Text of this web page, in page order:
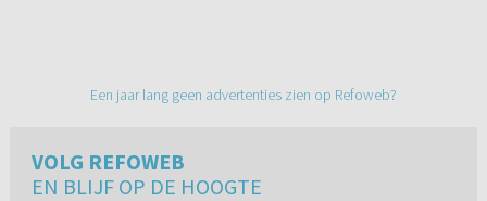
Een jaar lang geen advertenties zien op Refoweb?
VOLG REFOWEB
EN BLIJF OP DE HOOGTE